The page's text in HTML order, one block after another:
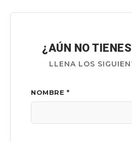
¿AÚN NO
LLENA LOS
NOMBRE *